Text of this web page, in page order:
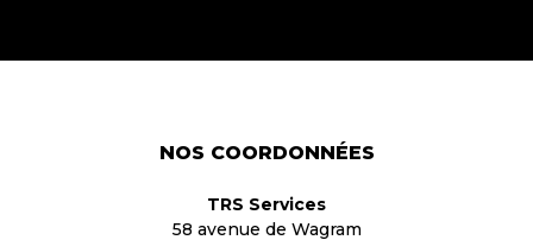
NOS COORDONNÉES
TRS Services
58 avenue de Wagram